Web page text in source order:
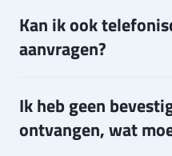
Kan ik ook
aanvragen?
Ik heb geen
ontvangen, wat